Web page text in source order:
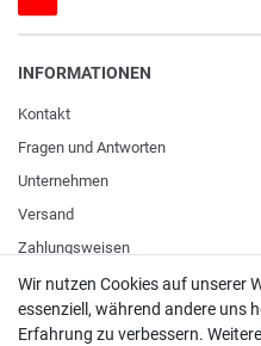
INFORMATIONEN
Kontakt
Fragen und Antworten
Unternehmen
Versand
Zahlungsweisen
ZAHLUNGSARTEN / VERSAND
Wir nutzen Cookies auf unserer
essenziell, während andere uns
Erfahrung zu verbessern.